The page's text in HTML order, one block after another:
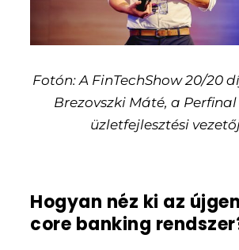
Fotón: A FinTechShow 20/20
Brezovszki Máté, a
üzletfejlesztési
Hogyan néz ki az
core banking